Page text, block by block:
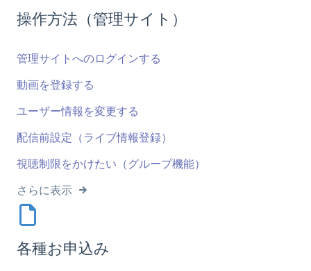
操作方法（管理サイト）
管理サイトへのログインする
動画を登録する
ユーザー情報を変更する
配信前設定（ライブ情報登録）
視聴制限をかけたい（グループ機能）
さらに表示
各種お申込み